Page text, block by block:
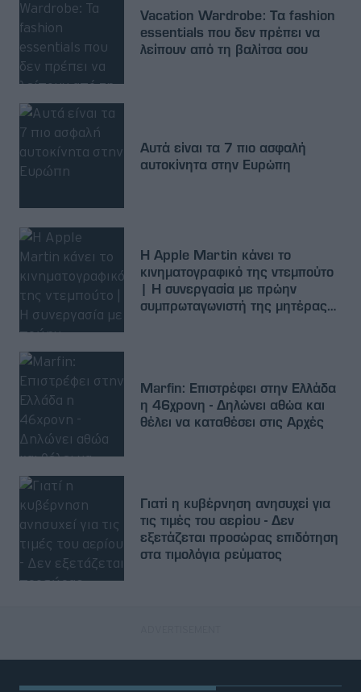
Vacation Wardrobe: Τα fashion
essentials που δεν πρέπει να
λείπουν από τη βαλίτσα σου
Αυτά είναι τα 7 πιο ασφαλή
αυτοκίνητα στην Ευρώπη
Η Apple Martin κάνει το
κινηματογραφικό της ντεμπούτο
| Η συνεργασία με πρώην
συμπρωταγωνιστή της μητέρας
Marfin: Επιστρέφει στην Ελλάδα
η 46χρονη - Δηλώνει αθώα και
θέλει να καταθέσει στις Αρχές
Γιατί η κυβέρνηση ανησυχεί για
τις τιμές του αερίου - Δεν
εξετάζεται προσώρας επιδότηση
στα τιμολόγια ρεύματος